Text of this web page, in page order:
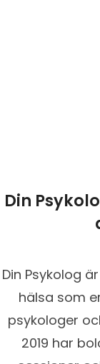
Din
Din Psykolog
hälsa som
psykologer
2019 har